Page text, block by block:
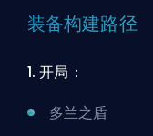
装备构建路径
1. 开局：
多兰之盾